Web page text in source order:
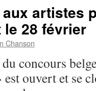
artistes
le 28 février
Chanson
concours
ouvert et se